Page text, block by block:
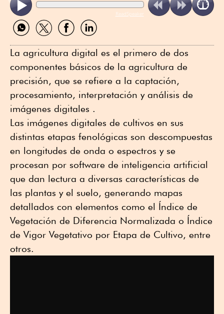
ReadSpeaker
Compartir
por
Compartir
por
Compartir
por
Compartir
por
La agricultura digital es el primero de dos
componentes básicos de la agricultura de
precisión, que se refiere a la captación,
procesamiento, interpretación y análisis de
imágenes digitales .
Las imágenes digitales de cultivos en sus
distintas etapas fenológicas son descompuestas
en longitudes de onda o espectros y se
procesan por software de inteligencia artificial
que dan lectura a diversas características de
las plantas y el suelo, generando mapas
detallados con elementos como el Índice de
Vegetación de Diferencia Normalizada o Índice
de Vigor Vegetativo por Etapa de Cultivo, entre
otros.